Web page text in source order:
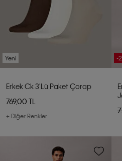
Yeni
Erkek Ck 3'lü Paket Çorap
769,00 TL
+ Diğer Renkler
-